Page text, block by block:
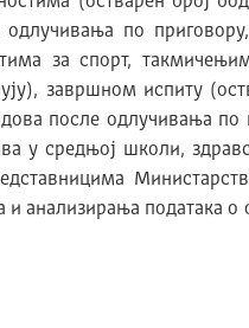
по
за спорт,
завршном испиту
после одлучивања по
у средњој школи,
анализирања података о